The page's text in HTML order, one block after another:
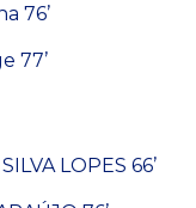
76’
77’
LOPES 66’